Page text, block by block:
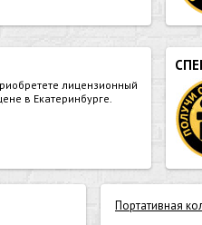
лицензионный
в Екатеринбурге.
Портативная